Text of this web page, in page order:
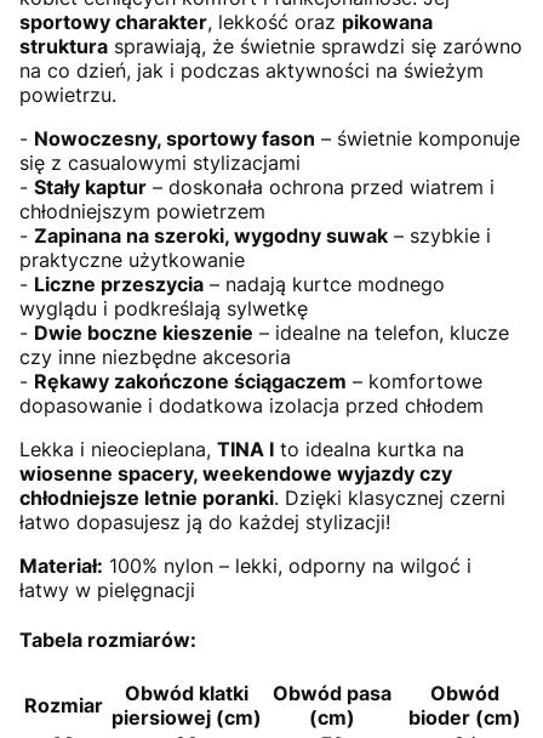
sportowy charakter, lekkość oraz pikowana
struktura sprawiają, że świetnie sprawdzi się zarówno
na co dzień, jak i podczas aktywności na świeżym
powietrzu.
- Nowoczesny, sportowy fason – świetnie komponuje
się z casualowymi stylizacjami
- Stały kaptur – doskonała ochrona przed wiatrem i
chłodniejszym powietrzem
- Zapinana na szeroki, wygodny suwak – szybkie i
praktyczne użytkowanie
- Liczne przeszycia – nadają kurtce modnego
wyglądu i podkreślają sylwetkę
- Dwie boczne kieszenie – idealne na telefon, klucze
czy inne niezbędne akcesoria
- Rękawy zakończone ściągaczem – komfortowe
dopasowanie i dodatkowa izolacja przed chłodem
Lekka i nieocieplana, TINA I to idealna kurtka na
wiosenne spacery, weekendowe wyjazdy czy
chłodniejsze letnie poranki. Dzięki klasycznej czerni
łatwo dopasujesz ją do każdej stylizacji!
Materiał: 100% nylon – lekki, odporny na wilgoć i
łatwy w pielęgnacji
Tabela rozmiarów:
Rozmiar
Obwód klatki
piersiowej (cm)
Obwód pasa
(cm)
Obwód
bioder (cm)